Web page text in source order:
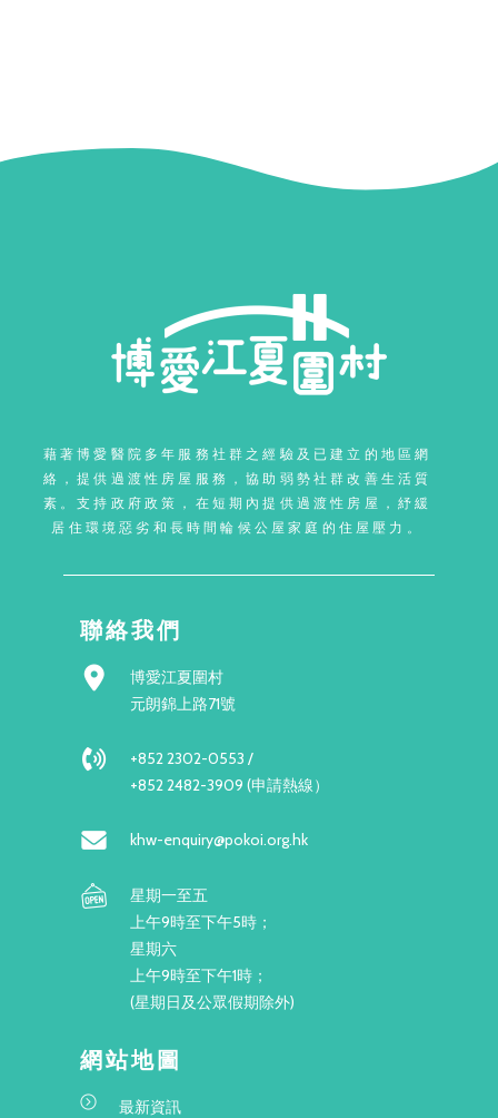
藉著博愛醫院多年服務社群之經驗及已建立的地區網
絡，提供過渡性房屋服務，協助弱勢社群改善生活質
素。支持政府政策，在短期內提供過渡性房屋，紓緩
居住環境惡劣和長時間輪候公屋家庭的住屋壓力。
聯絡我們
博愛江夏圍村
元朗錦上路71號
+852 2302-0553 /
+852 2482-3909 (申請熱線）
khw-enquiry@pokoi.org.hk
星期一至五
上午9時至下午5時；
星期六
上午9時至下午1時；
(星期日及公眾假期除外)
網站地圖
最新資訊